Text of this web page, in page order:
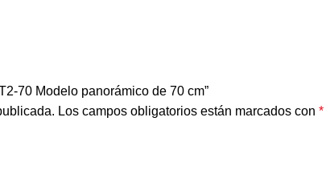
70 Modelo panorámico de 70 cm”
Los campos obligatorios están marcados con *